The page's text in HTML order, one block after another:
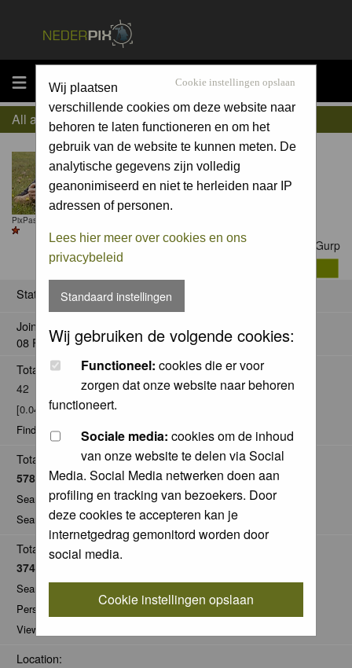
MENU Cookie instellingen opslaan
Wij plaatsen
verschillende cookies om deze website naar
behoren te laten functioneren en om het
gebruik van de website te kunnen meten. De
analytische gegevens zijn volledig
geanonimiseerd en niet te herleiden naar IP
adressen of personen.
Lees hier meer over cookies en ons
privacybeleid
Standaard instellingen
Wij gebruiken de volgende cookies:
Functioneel: cookies die er voor
zorgen dat onze website naar behoren
functioneert.
Sociale media: cookies om de inhoud
van onze website te delen via Social
Media. Social Media netwerken doen aan
profiling en tracking van bezoekers. Door
deze cookies te accepteren kan je
internetgedrag gemonitord worden door
social media.
Cookie instellingen opslaan
All about Johan van Gurp
PixPas (Basic) till 2 Oct 2026
Contact Johan van Gurp
Status
Joined:
08 Feb 2007
Total posts:
42
[0.04% of total / 0.01 posts per day]
Find all posts by Johan van Gurp
Total Comments:
5784
Search for comments by this user
Search for all nominations given by this user
Total Pics:
3742
Search for pics made by Johan van Gurp
Personal Gallery of Johan van Gurp
View comments on pics of Johan van Gurp
Location: